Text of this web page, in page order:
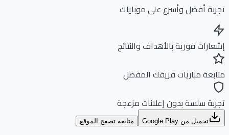
أفضل وأسرع على موبايلك
فورية بالأهداف والنتائج
مباريات فريقك المفضل
سلسة بدون إعلانات مزعجة
تحميل من Google Play متابعة تصفح الموقع